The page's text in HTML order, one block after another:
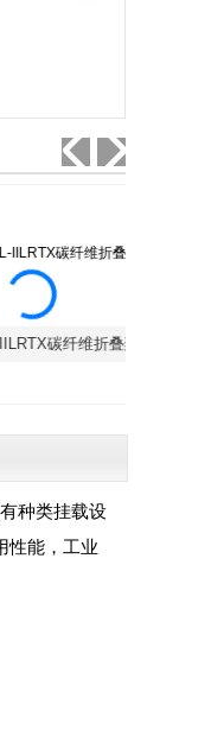
碳纤维折叠桨
种类挂载设
性能，工业